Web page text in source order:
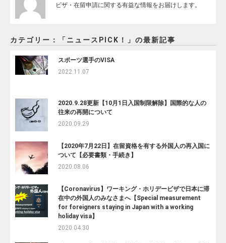
ビザ・在留申請に関する有益な情報をお届けします。
カテゴリー：「ニュースPICK！」の最新記事
スポーツ選手のVISA
2022.11.07
2020.9.28更新【10月1日入国制限解除】国際的な人の
往来の再開について
2020.09.29
【2020年7月22日】在留資格を有する外国人の再入国に
ついて【必要書類・手続き】
2020.08.06
【Coronavirus】ワーキング・ホリデービザで日本に滞
在中の外国人のみなさまへ【Special measurement
for foreigners staying in Japan with a working
holiday visa】
2020.04.30